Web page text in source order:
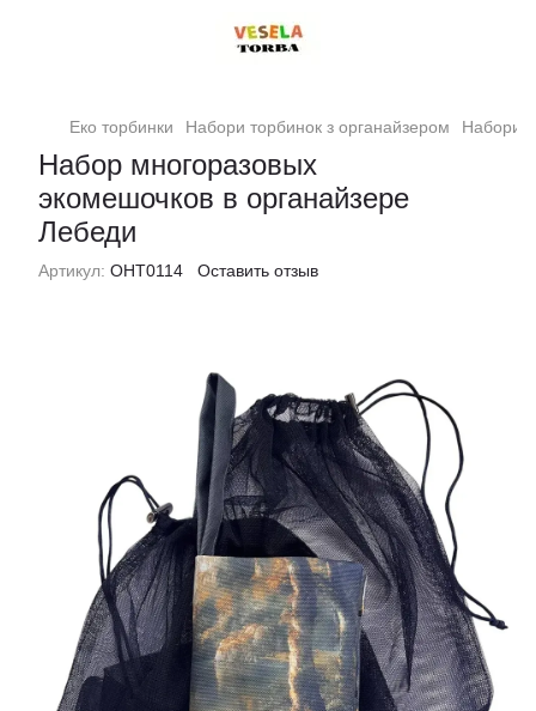
Еко торбинки Набори торбинок з органайзером Набори
Набор многоразовых
экомешочков в органайзере
Лебеди
Артикул: ОНТ0114 Оставить отзыв